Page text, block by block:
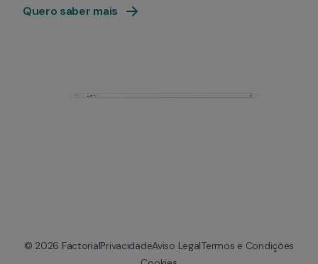
Quero saber mais
© 2026 FactorialPrivacidadeAviso LegalTermos e Condições